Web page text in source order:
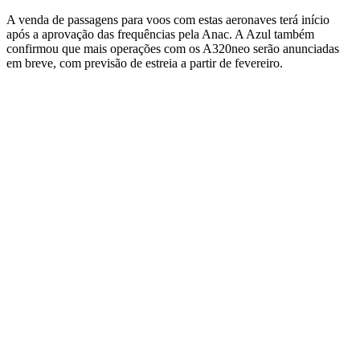
A venda de passagens para voos com estas aeronaves terá início
após a aprovação das frequências pela Anac. A Azul também
confirmou que mais operações com os A320neo serão anunciadas
em breve, com previsão de estreia a partir de fevereiro.